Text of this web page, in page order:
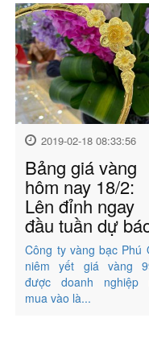
2019-02-18 08:33:56
Bảng giá vàng
hôm nay 18/2:
Lên đỉnh ngay
đầu tuần dự
Công ty vàng bạc Phú
niêm yết giá vàng
được doanh nghiệp
mua vào là...